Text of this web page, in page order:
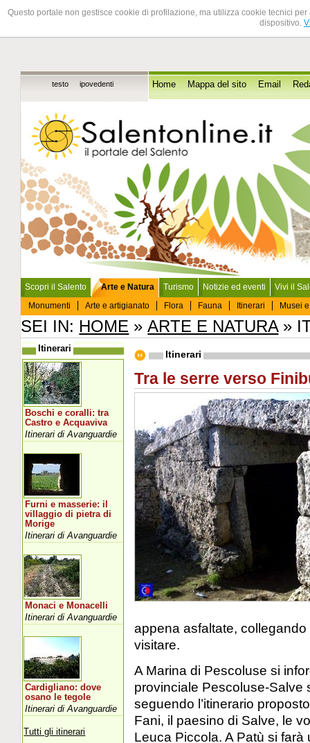
Questo portale non gestisce cookie di profilazione, ma utilizza cookie tecnici
dispositivo.
testo ipovedenti Home Mappa del sito Email
Scopri il Salento
Arte e Natura
Monumenti
Arte e artigianato Flora Fauna Itinerari Musei
Turismo Notizie ed eventi Vivi il
SEI IN: HOME »ARTE E NATURA»
Itinerari
Tra le serre verso
appena asfaltate,
visitare.
A Marina di Pescoluse si
provinciale Pescoluse-Salve
seguendo l’itinerario
Fani, il paesino di Salve, le
Leuca Piccola. A Patù si
Itinerari
Boschi e coralli: tra
Castro e Acquaviva
Itinerari di Avanguardie
Furni e masserie: il
villaggio di pietra di
Morige
Itinerari di Avanguardie
Monaci e Monacelli
Itinerari di Avanguardie
Cardigliano: dove
osano le tegole
Itinerari di Avanguardie
Tutti gli itinerari